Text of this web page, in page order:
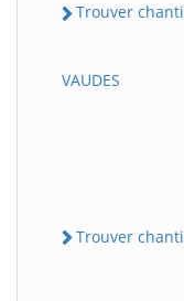
Trouver
VAUDES
Trouver